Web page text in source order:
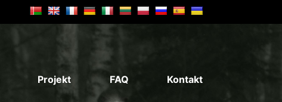
Projekt FAQ Kontakt